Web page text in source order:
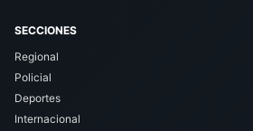
SECCIONES
Regional
Policial
Deportes
Internacional